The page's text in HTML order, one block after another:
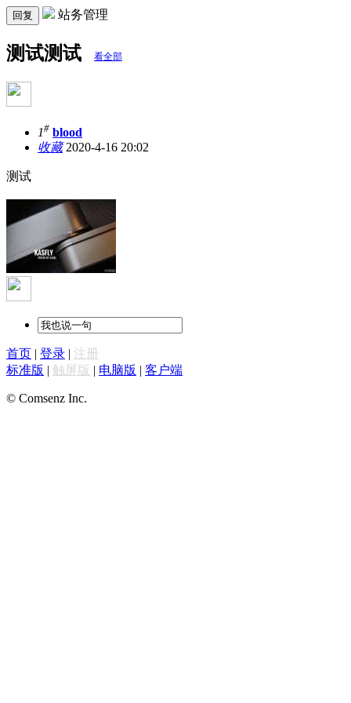
回复 站务管理
测试测试 看全部
1# blood
收藏2020-4-16 20:02
测试
首页 | 登录 | 注册
标准版 | 触屏版 | 电脑版 | 客户端
© Comsenz Inc.